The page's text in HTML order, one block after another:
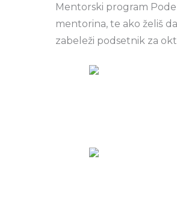
Mentorski program
mentorina, te ako želiš
zabeleži podsetnik za